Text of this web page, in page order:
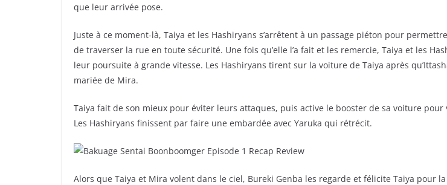
que leur arrivée pose.
Juste à ce moment-là, Taiya et les Hashiryans s’arrêtent à un passage piéton pour
de traverser la rue en toute sécurité. Une fois qu’elle l’a fait et les remercie, Taiya et les
leur poursuite à grande vitesse. Les Hashiryans tirent sur la voiture de Taiya après
mariée de Mira.
Taiya fait de son mieux pour éviter leurs attaques, puis active le booster de sa voiture pour
Les Hashiryans finissent par faire une embardée avec Yaruka qui rétrécit.
Alors que Taiya et Mira volent dans le ciel, Bureki Genba les regarde et félicite Taiya pour